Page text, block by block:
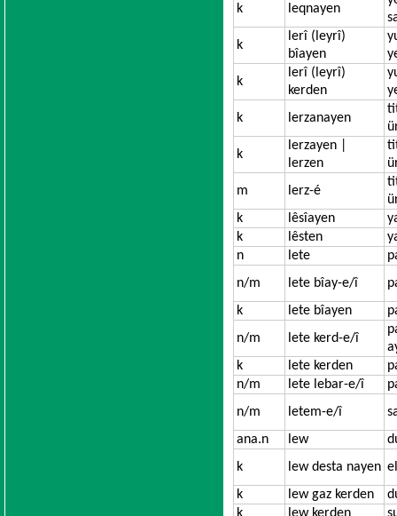
k
leqnayen
k
lerî (leyrî)
bîayen
k
lerî (leyrî)
kerden
k
lerzanayen
k
lerzayen |
lerzen
m
lerz-é
k
lêsîayen
k
lêsten
n
lete
n/m
lete bîay-e/î
k
lete bîayen
n/m
lete kerd-e/î
k
lete kerden
n/m
lete lebar-e/î
n/m
letem-e/î
ana.n
lew
k
lew desta nayen
k
lew gaz kerden